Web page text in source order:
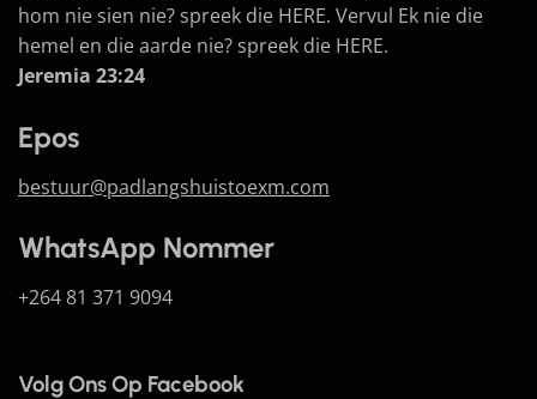
hom nie sien nie? spreek die HERE. Vervul Ek nie die
hemel en die aarde nie? spreek die HERE.
Jeremia 23:24
Epos
bestuur@padlangshuistoexm.com
WhatsApp Nommer
+264 81 371 9094
Volg Ons Op Facebook